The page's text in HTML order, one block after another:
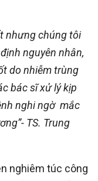
nhưng chúng tôi
nguyên nhân,
do nhiễm trùng
bác sĩ xử lý kịp
nghi ngờ mắc
TS. Trung
nghiêm túc công